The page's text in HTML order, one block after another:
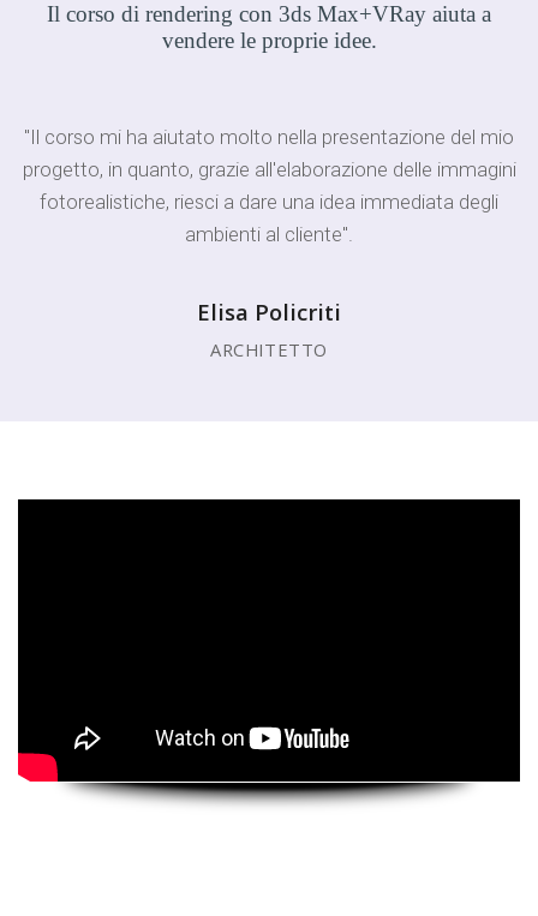
Il corso di rendering con 3ds Max+VRay aiuta a
vendere le proprie idee.
"Il corso mi ha aiutato molto nella presentazione del mio
progetto, in quanto, grazie all'elaborazione delle immagini
fotorealistiche, riesci a dare una idea immediata degli
ambienti al cliente".
Elisa Policriti
ARCHITETTO